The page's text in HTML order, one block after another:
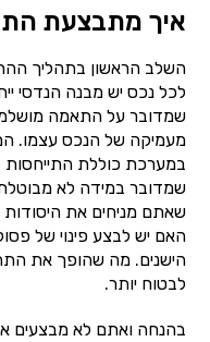
איך מתבצעת
השלב הראשון בתהליך
לכל נכס יש מבנה הנדסי
שמדובר על התאמה
מעמיקה של הנכס עצמו.
במערכת כוללת
שמדובר במידה לא
שאתם מניחים את
האם יש לבצע פינוי של
הישנים. מה שהופך את
לבטוח יותר.
בהנחה ואתם לא מבצעים